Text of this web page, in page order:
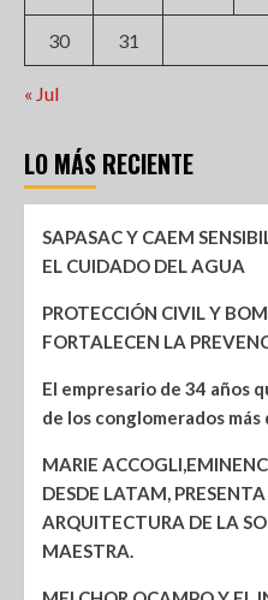
30 31
« Jul
LO MÁS RECIENTE
SAPASAC Y CAEM
EL CUIDADO DEL AGUA
PROTECCIÓN CIVIL Y
FORTALECEN LA
El empresario de 34 años
de los conglomerados
MARIE
DESDE LATAM,
ARQUITECTURA DE LA
MAESTRA.